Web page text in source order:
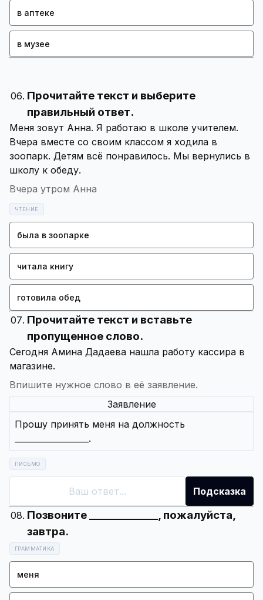
в аптеке
в музее
Прочитайте текст и выберите
правильный ответ.
Меня зовут Анна. Я работаю в школе учителем.
Вчера вместе со своим классом я ходила в
зоопарк. Детям всё понравилось. Мы вернулись в
Вчера утром Анна
ЧТЕНИЕ
была в зоопарке
читала книгу
готовила обед
Прочитайте текст и вставьте
пропущенное слово.
Сегодня Амина Дадаева нашла работу кассира в
Впишите нужное слово в её заявление.
Заявление
Прошу принять меня на должность
__________________.
ПИСЬМО
Подсказка
Позвоните _____________, пожалуйста,
ГРАММАТИКА
меня